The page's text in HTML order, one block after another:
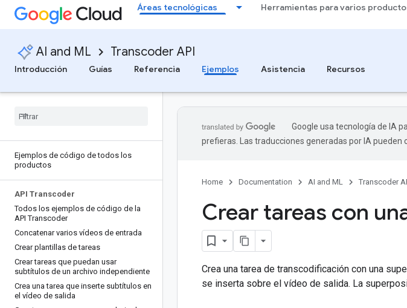
Áreas tecnológicas Herramientas para varios
AI and ML Transcoder API
Introducción
Guías Referencia Ejemplos Asistencia Recursos
Ejemplos de código de todos los
productos
API Transcoder
Todos los ejemplos de código de la
API Transcoder
Concatenar varios vídeos de entrada
Crear plantillas de tareas
Crear tareas que puedan usar
subtítulos de un archivo independiente
Crea una tarea que inserte subtítulos en
el vídeo de salida
Google usa tecnología de IA
prefieras. Las traducciones generadas por IA pueden
Home Documentation AI and ML Transcoder
Crear tareas con
Crea una tarea de transcodificación con una
se inserta sobre el vídeo de salida. La